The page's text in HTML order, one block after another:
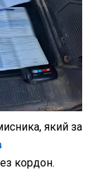
який за
кордон.